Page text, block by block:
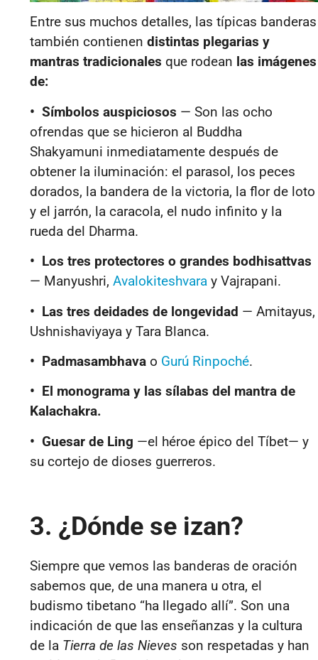
Entre sus muchos detalles, las típicas banderas
también contienen distintas plegarias y
mantras tradicionales que rodean las imágenes
de:
• Símbolos auspiciosos — Son las ocho
ofrendas que se hicieron al Buddha
Shakyamuni inmediatamente después de
obtener la iluminación: el parasol, los peces
dorados, la bandera de la victoria, la flor de loto
y el jarrón, la caracola, el nudo infinito y la
rueda del Dharma.
• Los tres protectores o grandes bodhisattvas
— Manyushri, Avalokiteshvara y Vajrapani.
• Las tres deidades de longevidad — Amitayus,
Ushnishaviyaya y Tara Blanca.
• Padmasambhava o Gurú Rinpoché.
• El monograma y las sílabas del mantra de
Kalachakra.
• Guesar de Ling —el héroe épico del Tíbet— y
su cortejo de dioses guerreros.
3. ¿Dónde se izan?
Siempre que vemos las banderas de oración
sabemos que, de una manera u otra, el
budismo tibetano “ha llegado allí”. Son una
indicación de que las enseñanzas y la cultura
de la Tierra de las Nieves son respetadas y han